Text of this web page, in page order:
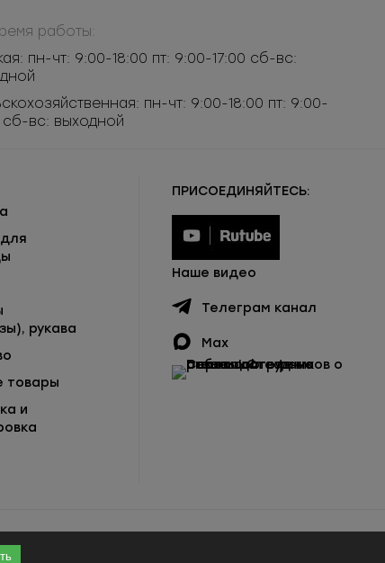
работы:
пн-чт: 9:00-18:00 пт: 9:00-17:00 сб-вс:
пн-чт: 9:00-18:00 пт: 9:00-
сб-вс: выходной
рукава
товары
и
ПРИСОЕДИНЯЙТЕСЬ:
Наше видео
Телеграм канал
Max